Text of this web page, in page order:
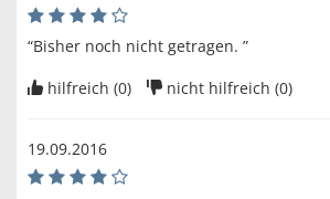
“Bisher noch nicht getragen. ”
hilfreich (0) nicht hilfreich (0)
19.09.2016